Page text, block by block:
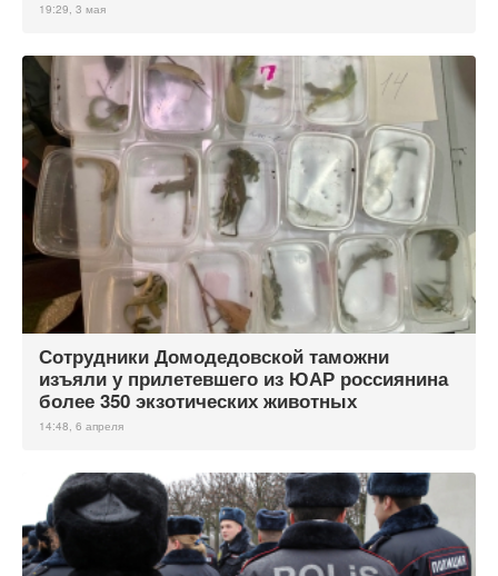
19:29, 3 мая
Сотрудники Домодедовской таможни
изъяли у прилетевшего из ЮАР россиянина
более 350 экзотических животных
14:48, 6 апреля